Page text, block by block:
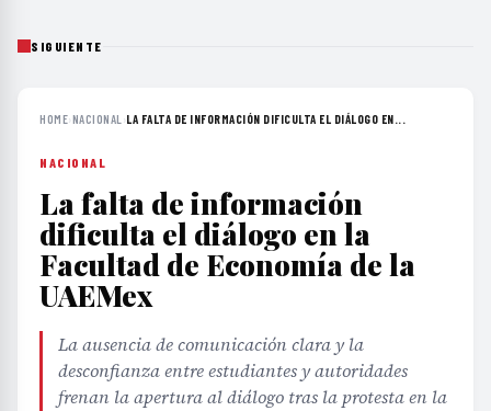
SIGUIENTE
HOME›NACIONAL ›LA FALTA DE INFORMACIÓN DIFICULTA EL DIÁLOGO EN...
NACIONAL
La falta de información
dificulta el diálogo en la
Facultad de Economía de la
UAEMex
La ausencia de comunicación clara y la
desconfianza entre estudiantes y autoridades
frenan la apertura al diálogo tras la protesta en la